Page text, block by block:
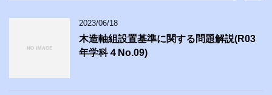
2023/06/18
木造軸組設置基準に関する問題解説(R03
年学科４No.09)